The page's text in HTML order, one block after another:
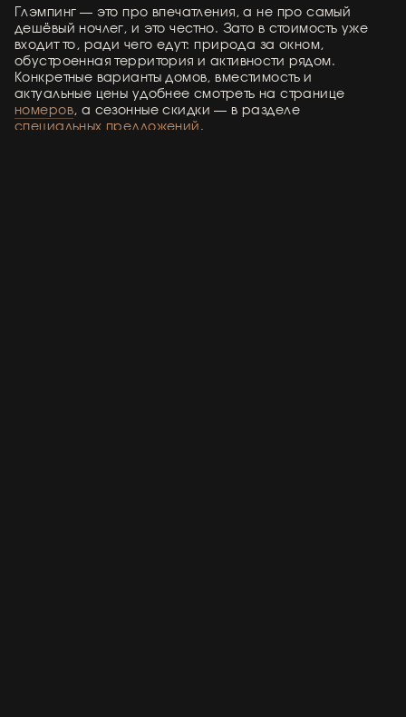
Глэмпинг — это про впечатления, а не про самый
дешёвый ночлег, и это честно. Зато в стоимость уже
входит то, ради чего едут: природа за окном,
обустроенная территория и активности рядом.
Конкретные варианты домов, вместимость и
актуальные цены удобнее смотреть на странице
номеров, а сезонные скидки — в разделе
специальных предложений.